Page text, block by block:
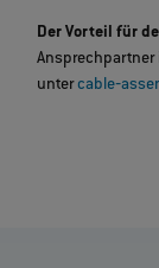
Der Vorteil für
Ansprechpartner
unter